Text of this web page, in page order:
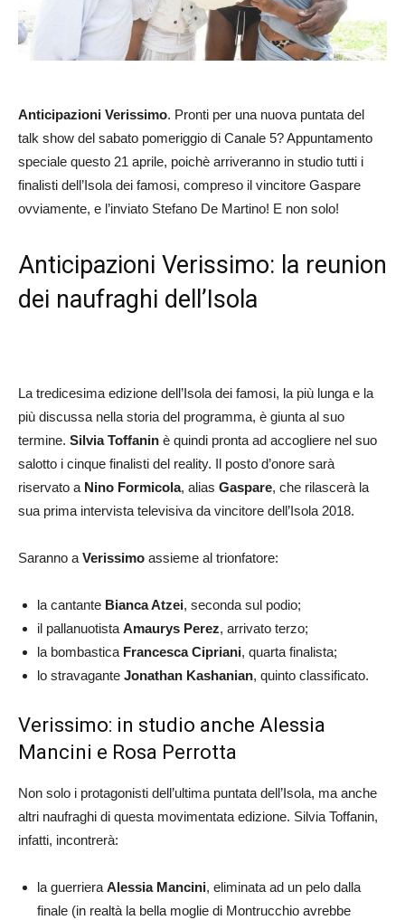
Anticipazioni Verissimo. Pronti per una nuova puntata del
talk show del sabato pomeriggio di Canale 5? Appuntamento
speciale questo 21 aprile, poichè arriveranno in studio tutti i
finalisti dell’Isola dei famosi, compreso il vincitore Gaspare
ovviamente, e l’inviato Stefano De Martino! E non solo!
Anticipazioni Verissimo: la reunion
dei naufraghi dell’Isola
La tredicesima edizione dell’Isola dei famosi, la più lunga e la
più discussa nella storia del programma, è giunta al suo
termine. Silvia Toffanin è quindi pronta ad accogliere nel suo
salotto i cinque finalisti del reality. Il posto d’onore sarà
riservato a Nino Formicola, alias Gaspare, che rilascerà la
sua prima intervista televisiva da vincitore dell’Isola 2018.
Saranno a Verissimo assieme al trionfatore:
la cantante Bianca Atzei, seconda sul podio;
il pallanuotista Amaurys Perez, arrivato terzo;
la bombastica Francesca Cipriani, quarta finalista;
lo stravagante Jonathan Kashanian, quinto classificato.
Verissimo: in studio anche Alessia
Mancini e Rosa Perrotta
Non solo i protagonisti dell’ultima puntata dell’Isola, ma anche
altri naufraghi di questa movimentata edizione. Silvia Toffanin,
infatti, incontrerà:
la guerriera Alessia Mancini, eliminata ad un pelo dalla
finale (in realtà la bella moglie di Montrucchio avrebbe